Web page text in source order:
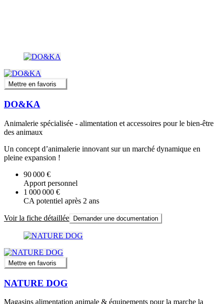
Mettre en favoris
DO&KA
Animalerie spécialisée - alimentation et accessoires pour le bien-être
des animaux
Un concept d’animalerie innovant sur un marché dynamique en
pleine expansion !
90 000 €
Apport personnel
1 000 000 €
CA potentiel après 2 ans
Voir la fiche détaillée Demander une documentation
Mettre en favoris
NATURE DOG
Magasins alimentation animale & équipements pour la marche la